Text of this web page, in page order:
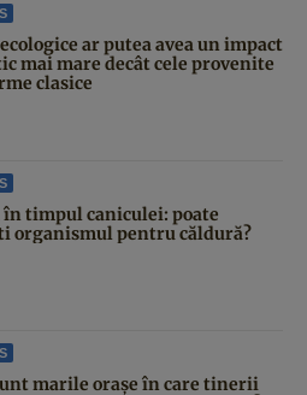
ar putea avea un impact
mai mare decât cele provenite
clasice
în timpul caniculei: poate
organismul pentru căldură?
marile orașe în care tinerii